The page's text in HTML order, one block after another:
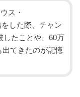
ス・
した際、チャン
したことや、60万
出てきたのが記憶